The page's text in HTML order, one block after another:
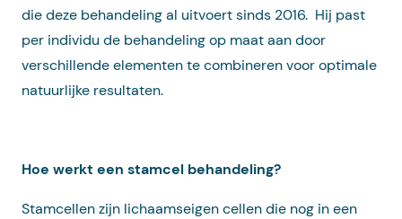
die deze behandeling al uitvoert sinds 2016. Hij past
per individu de behandeling op maat aan door
verschillende elementen te combineren voor optimale
natuurlijke resultaten.
Hoe werkt een stamcel behandeling?
Stamcellen zijn lichaamseigen cellen die nog in een